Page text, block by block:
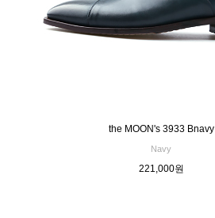
the MOON's 3933 Bnavy
Navy
221,000원